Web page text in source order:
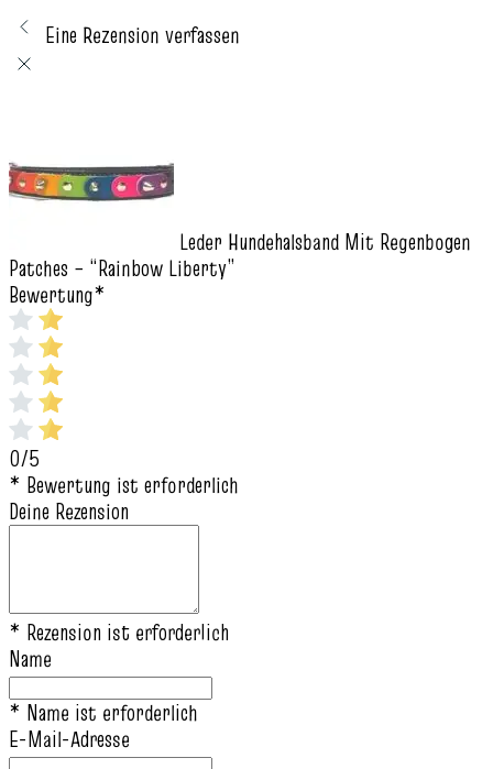
Eine Rezension verfassen
Leder Hundehalsband Mit Regenbogen
Patches – “Rainbow Liberty”
Bewertung*
0/5
* Bewertung ist erforderlich
Deine Rezension
* Rezension ist erforderlich
Name
* Name ist erforderlich
E-Mail-Adresse